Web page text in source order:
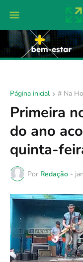
Página inicial # Na
Primeira
do ano
quinta-
Por Redação -